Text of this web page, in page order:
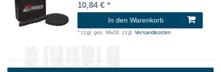
10,84 € *
In den Warenkorb
*zzgl. ges. MwSt. zzgl.Versandkosten